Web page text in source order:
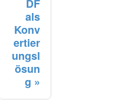
DF
als
Konv
ertier
ungsl
ösun
g